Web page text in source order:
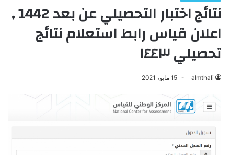
نتائج اختبار التحصيلي عن بعد 1442 ,
اعلان قياس رابط استعلام نتائج
تحصيلي ١٤٤٣
almthali 15 مايو، 2021